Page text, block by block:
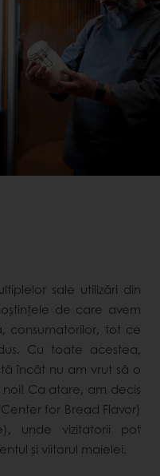
sale utilizări din
de care avem
consumatorilor, tot ce
Cu toate acestea,
încât nu am vrut să o
Ca atare, am decis
for Bread Flavor)
unde vizitatorii pot
și viitorul maielei.